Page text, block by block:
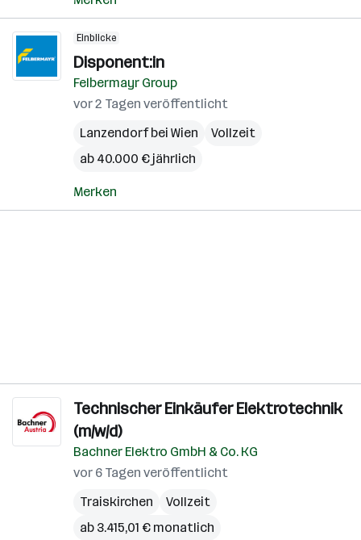
Einblicke
Disponent:in
Felbermayr Group
vor 2 Tagen veröffentlicht
Lanzendorf bei Wien
Vollzeit
ab 40.000 € jährlich
Merken
Technischer Einkäufer Elektrotechnik
(m/w/d)
Bachner Elektro GmbH & Co. KG
vor 6 Tagen veröffentlicht
Traiskirchen
Vollzeit
ab 3.415,01 € monatlich